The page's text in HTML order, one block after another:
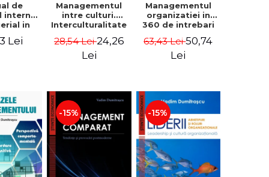
de
intern
in
public -
Lei
Managementul
intre culturi.
Interculturalitate
management
comparat -
28,54 Lei24,26
Lei
Managementul
organizatiei in
360 de intrebari
comentate - Ion
Verboncu
63,43 Lei50,74
Lei
-15% -15%